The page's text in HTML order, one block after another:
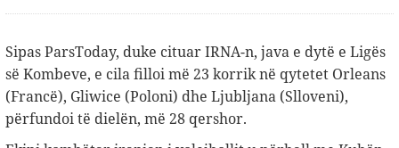
Sipas ParsToday, duke cituar IRNA-n, java e dytë e Ligës
së Kombeve, e cila filloi më 23 korrik në qytetet Orleans
(Francë), Gliwice (Poloni) dhe Ljubljana (Slloveni),
përfundoi të dielën, më 28 qershor.